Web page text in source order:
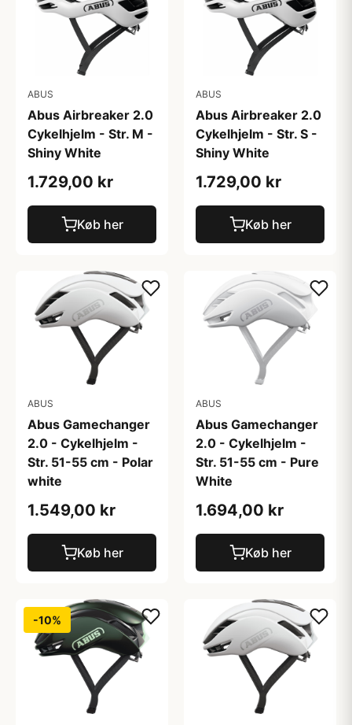
ABUS
Abus Airbreaker 2.0
Cykelhjelm - Str. M -
Shiny White
1.729,00 kr
Køb her
ABUS
Abus Airbreaker 2.0
Cykelhjelm - Str. S -
Shiny White
1.729,00 kr
Køb her
ABUS
Abus Gamechanger
2.0 - Cykelhjelm -
Str. 51-55 cm - Polar
white
1.549,00 kr
Køb her
ABUS
Abus Gamechanger
2.0 - Cykelhjelm -
Str. 51-55 cm - Pure
White
1.694,00 kr
Køb her
-10%